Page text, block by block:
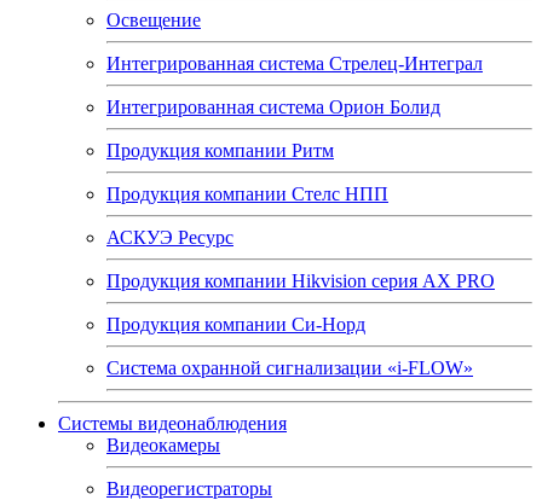
Освещение
Интегрированная система Стрелец-Интеграл
Интегрированная система Орион Болид
Продукция компании Ритм
Продукция компании Стелс НПП
АСКУЭ Ресурс
Продукция компании Hikvision серия AX PRO
Продукция компании Си-Норд
Система охранной сигнализации «i-FLOW»
Системы видеонаблюдения
Видеокамеры
Видеорегистраторы